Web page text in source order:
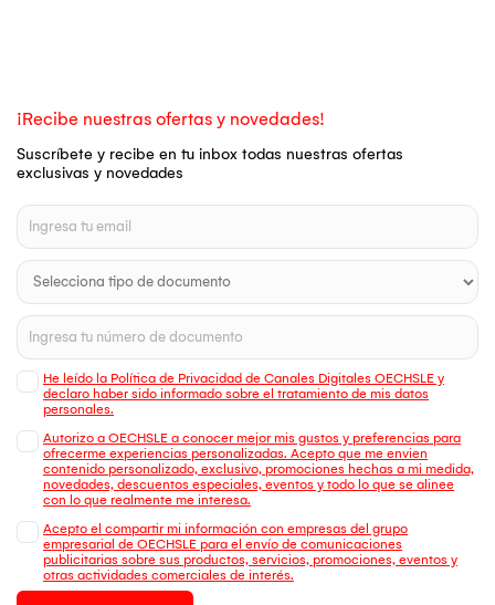
¡Recibe nuestras ofertas y novedades!
Suscríbete y recibe en tu inbox todas nuestras ofertas
exclusivas y novedades
He leído la Política de Privacidad de Canales Digitales OECHSLE y
declaro haber sido informado sobre el tratamiento de mis datos
personales.
Autorizo a OECHSLE a conocer mejor mis gustos y preferencias para
ofrecerme experiencias personalizadas. Acepto que me envien
contenido personalizado, exclusivo, promociones hechas a mi medida,
novedades, descuentos especiales, eventos y todo lo que se alinee
con lo que realmente me interesa.
Acepto el compartir mi información con empresas del grupo
empresarial de OECHSLE para el envío de comunicaciones
publicitarias sobre sus productos, servicios, promociones, eventos y
otras actividades comerciales de interés.